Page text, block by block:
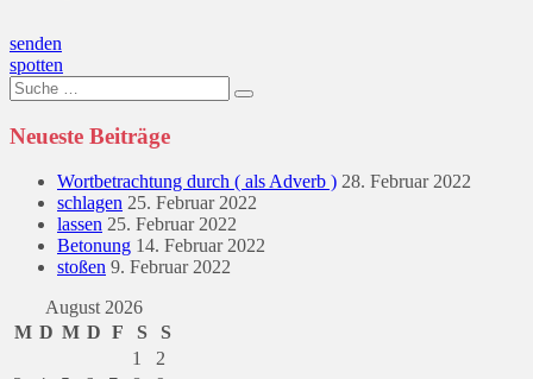
Beitragsnavigation
senden
spotten
Suche
nach:
Neueste Beiträge
Wortbetrachtung durch ( als Adverb ) 28. Februar 2022
schlagen 25. Februar 2022
lassen 25. Februar 2022
Betonung 14. Februar 2022
stoßen 9. Februar 2022
August 2026
M D M D F S
S
1
2